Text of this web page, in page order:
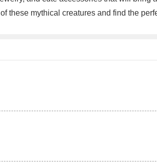
these mythical creatures and find the